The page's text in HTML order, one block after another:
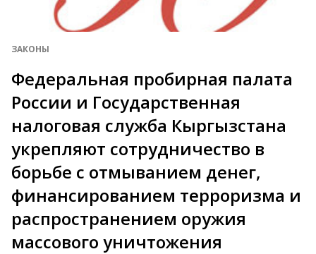
ЗАКОНЫ
Федеральная пробирная палата
России и Государственная
налоговая служба Кыргызстана
укрепляют сотрудничество в
борьбе с отмыванием денег,
финансированием терроризма и
распространением оружия
массового уничтожения